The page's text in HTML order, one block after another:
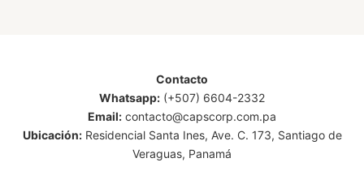
Contacto
Whatsapp: (+507) 6604-2332
Email: contacto@capscorp.com.pa
Ubicación:Residencial Santa Ines, Ave. C. 173, Santiago de
Veraguas, Panamá